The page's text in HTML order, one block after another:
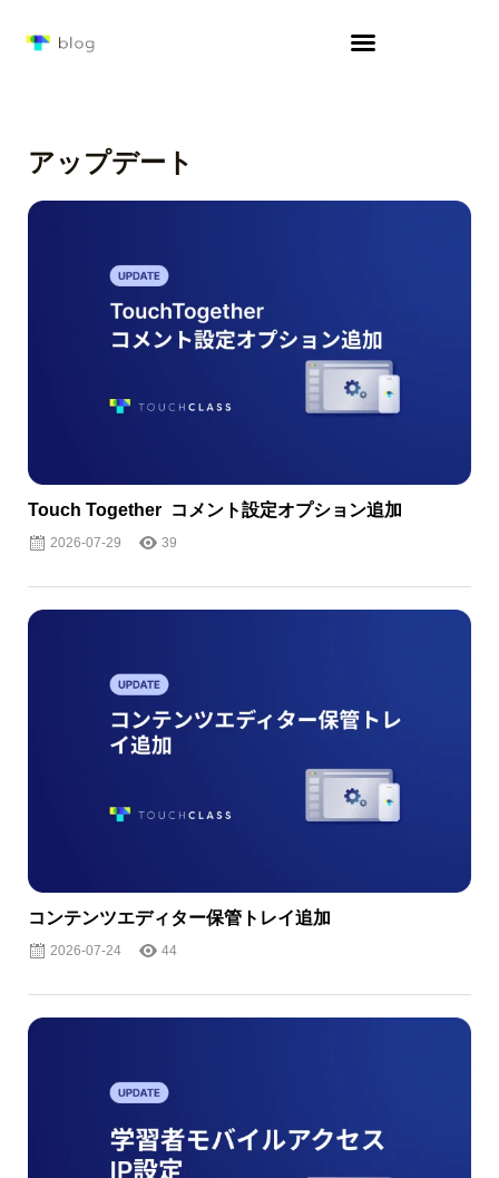
アップデート
Touch Together コメント設定オプション追加
2026-07-29 39
コンテンツエディター保管トレイ追加
2026-07-24 44